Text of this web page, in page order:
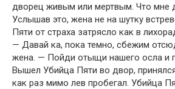
дворец живым или мертвым. Что мне
Услышав это, жена не на шутку
Пяти от страха затрясло как в
— Давай ка, пока темно, сбежим
жена. — Пойди отыщи нашего осла и
Вышел Убийца Пяти во двор,
как раз мимо лев пробегал. Убийца